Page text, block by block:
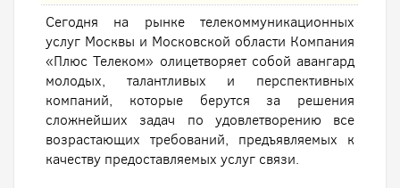
Сегодня на рынке телекоммуникационных
услуг Москвы и Московской области Компания
«Плюс Телеком» олицетворяет собой авангард
молодых, талантливых и перспективных
компаний, которые берутся за решения
сложнейших задач по удовлетворению все
возрастающих требований, предъявляемых к
качеству предоставляемых услуг связи.